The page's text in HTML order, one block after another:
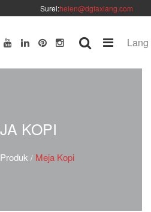
Surel:helen@dgfaxiang.com
Lang
KOPI
Produk / Meja Kopi